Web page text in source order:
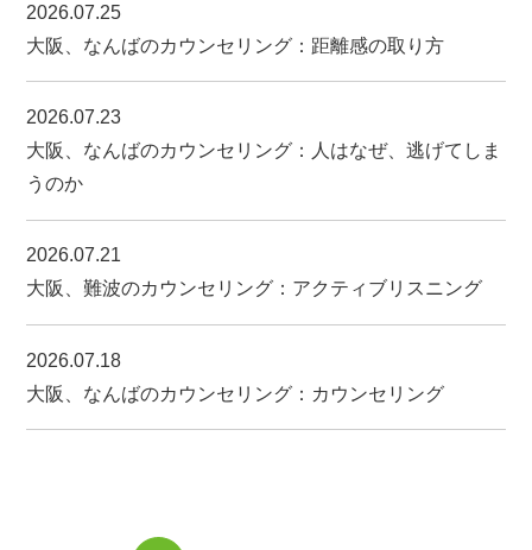
2026.07.25
大阪、なんばのカウンセリング：距離感の取り方
2026.07.23
大阪、なんばのカウンセリング：人はなぜ、逃げてしま
うのか
2026.07.21
大阪、難波のカウンセリング：アクティブリスニング
2026.07.18
大阪、なんばのカウンセリング：カウンセリング